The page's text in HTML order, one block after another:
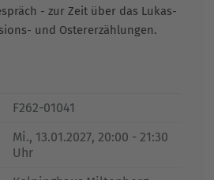
- zur Zeit über das Lukas-
und Ostererzählungen.
F262-01041
Mi., 13.01.2027, 20:00 - 21:30
Uhr